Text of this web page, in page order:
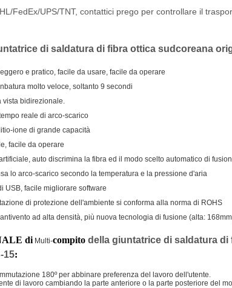
FedEx/UPS/TNT, contattici prego per controllare il
di saldatura di fibra ottica sudcoreana
e pratico, facile da usare, facile da operare
molto veloce, soltanto 9 secondi
vista bidirezionale.
reale di arco-scarico
ione di grande capacità
facile da operare
auto discrimina la fibra ed il modo scelto automatico di
lo arco-scarico secondo la temperatura e la pressione d'aria
USB, facile migliorare software
di protezione dell'ambiente si conforma alla norma di ROHS
ad alta densità, più nuova tecnologia di fusione (alta:
diMulti-compito della giuntatrice di saldatura
15:
180º per abbinare preferenza del lavoro dell'utente.
di lavoro cambiando la parte anteriore o la parte posteriore del